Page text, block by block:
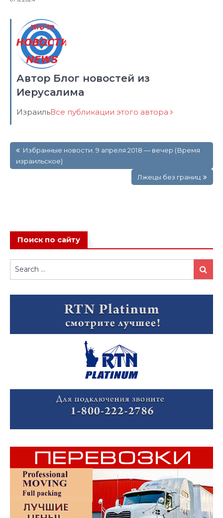
Автор Блог новостей из
Иерусалима
ИзраильВсе публикации этого автора
по
записям
Избранные новости. 9 апреля 2018 — вечер (Время
израильское)
Лжецы без границ
Поиск по сайту
Search
for:
Search